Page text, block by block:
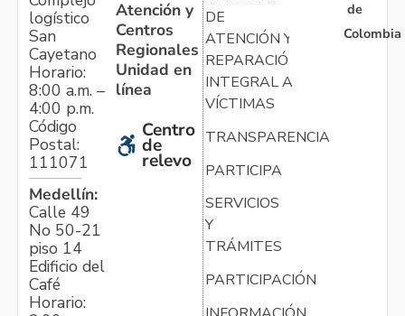
logístico
San
Cayetano
Horario:
8:00 a.m. –
4:00 p.m.
Código
Postal:
111071
Medellín:
Calle 49
No 50-21
piso 14
Edificio del
Café
Horario:
Atención y
Centros
Regionales
Unidad en
línea
Centro
de
relevo
DE
ATENCIÓN Y
REPARACIÓN
INTEGRAL A
VÍCTIMAS
TRANSPARENCIA
PARTICIPA
SERVICIOS
Y
TRÁMITES
PARTICIPACIÓN
de
Colombia